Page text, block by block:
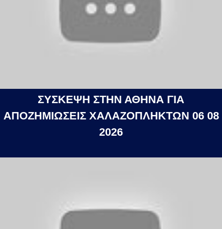
ΣΥΣΚΕΨΗ ΣΤΗΝ ΑΘΗΝΑ ΓΙΑ
ΑΠΟΖΗΜΙΩΣΕΙΣ ΧΑΛΑΖΟΠΛΗΚΤΩΝ 06 08
2026